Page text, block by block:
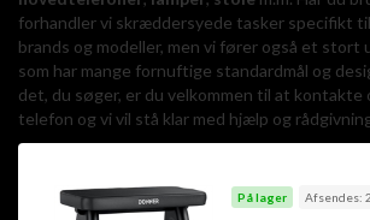
forhandler vi skræddersyede tasker specifikt
brands og modeller, men vi fører også et stort
som har mange fornuftige standardmål og
det, du søger, er du velkommen til at kontakte
telefon og vi vil stå klar med hjælp og
På lager Afsendes: